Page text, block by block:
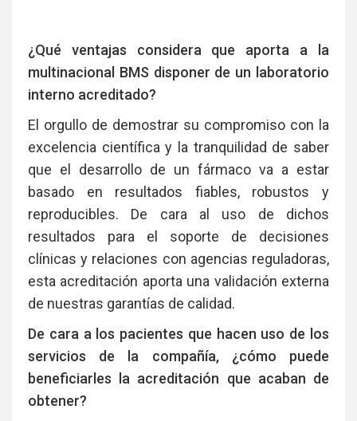
¿Qué ventajas considera que aporta a la
multinacional BMS disponer de un laboratorio
interno acreditado?
El orgullo de demostrar su compromiso con la
excelencia científica y la tranquilidad de saber
que el desarrollo de un fármaco va a estar
basado en resultados fiables, robustos y
reproducibles. De cara al uso de dichos
resultados para el soporte de decisiones
clínicas y relaciones con agencias reguladoras,
esta acreditación aporta una validación externa
de nuestras garantías de calidad.
De cara a los pacientes que hacen uso de los
servicios de la compañía, ¿cómo puede
beneficiarles la acreditación que acaban de
obtener?